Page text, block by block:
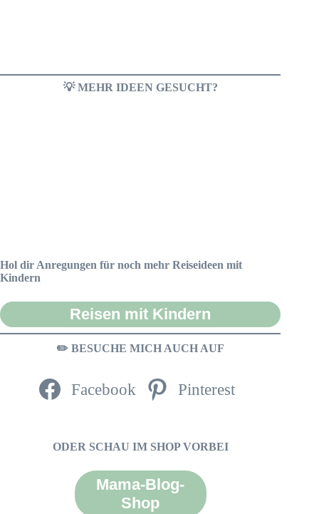
💡 MEHR IDEEN GESUCHT?
Hol dir Anregungen für noch mehr Reiseideen mit
Kindern
Reisen mit Kindern
✏️ BESUCHE MICH AUCH AUF
Facebook Pinterest
ODER SCHAU IM SHOP VORBEI
Mama-Blog-
Shop